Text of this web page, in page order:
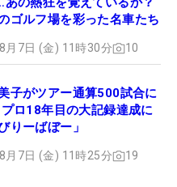
ゴルフ場を彩った名車たち
月7日 (金) 11時30分 10
子がツアー通算500試合に
ロ18年目の大記録達成に
りーばぼー」
月7日 (金) 11時25分 19